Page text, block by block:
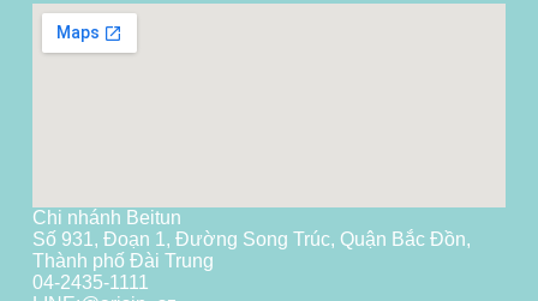
Chi nhánh Beitun
Số 931, Đoạn 1, Đường Song Trúc, Quận Bắc Đồn,
Thành phố Đài Trung
04-2435-1111